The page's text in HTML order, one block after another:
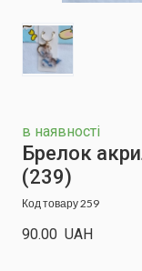
в наявності
Брелок
(239)
Код товару 259
90.00  UAH